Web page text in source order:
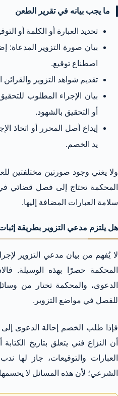
ما يجب بيانه في تقرير الطعن
تحديد العبارة أو الكلمة أو
بيان صورة التزوير
اصطناع توقيع.
تقديم شواهد التزوير والقرائن
بيان الإجراء المطلوب
أو التحقيق بالشهود.
إيداع أصل المحرر أو اتخاذ
يد الخصم.
ولا يغني وجود صورتين مختلفتين
المحكمة تحتاج إلى فصل قضائي
سلامة العبارات المضافة إليها.
هل يلتزم مدعي التزوير بطريقة
لا يُفهم من بيان مدعي التزوير
المحكمة حصرًا بهذه الوسيلة.
الدعوى، والمحكمة تختار من
للفصل في مواضع التزوير.
فإذا طلب الخصم إحالة الدعوى إلى
أن النزاع فني يتعلق بتاريخ
العبارات والتوقيعات، جاز
الشرعي؛ لأن هذه المسائل لا